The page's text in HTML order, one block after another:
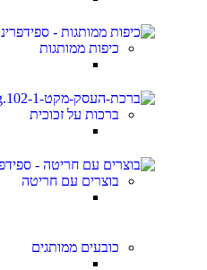
כיפות ממותגות
ברכות על זכוכית
בוצרים עם חריטה
כובעים ממותגים